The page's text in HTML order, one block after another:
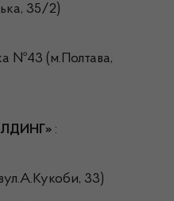
35/2)
№43 (м.Полтава,
:
33)